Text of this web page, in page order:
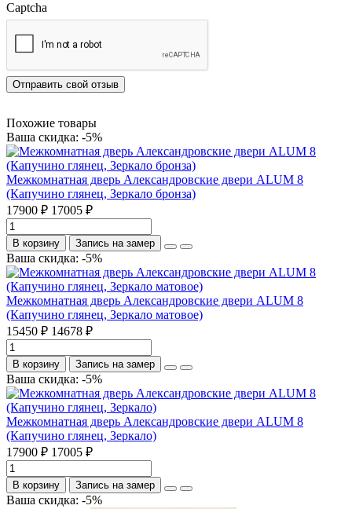
Captcha
Отправить свой отзыв
Похожие товары
Ваша скидка: -5%
Межкомнатная дверь Александровские двери ALUM 8
(Капучино глянец, Зеркало бронза)
17900 ₽ 17005 ₽
В корзину Запись на замер
Ваша скидка: -5%
Межкомнатная дверь Александровские двери ALUM 8
(Капучино глянец, Зеркало матовое)
15450 ₽ 14678 ₽
В корзину Запись на замер
Ваша скидка: -5%
Межкомнатная дверь Александровские двери ALUM 8
(Капучино глянец, Зеркало)
17900 ₽ 17005 ₽
В корзину Запись на замер
Ваша скидка: -5%